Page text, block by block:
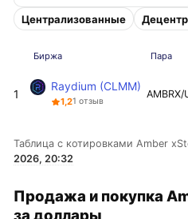
Централизованные
Биржа Пара
1
Raydium (CLMM)
1,21 отзыв
AMBRX/
Таблица с котировками Amber
2026, 20:32
Продажа и покупка
за доллары